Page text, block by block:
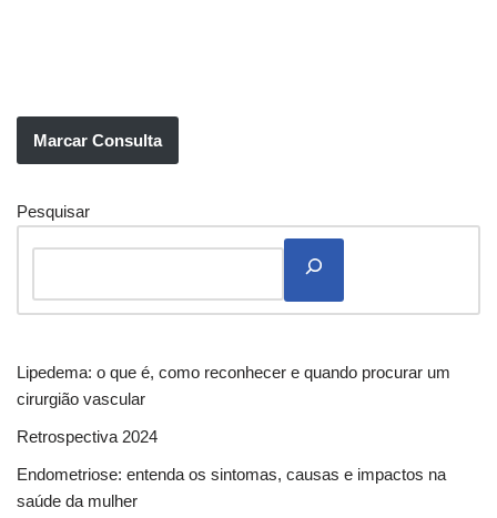
Marcar Consulta
Pesquisar
Lipedema: o que é, como reconhecer e quando procurar um
cirurgião vascular
Retrospectiva 2024
Endometriose: entenda os sintomas, causas e impactos na
saúde da mulher